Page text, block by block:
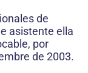
de
asistente ella
por
de 2003.